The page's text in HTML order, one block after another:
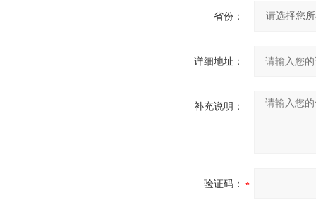
省份：
详细地址：
补充说明：
验证码：